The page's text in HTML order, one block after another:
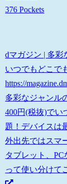
376 Pockets
dマガジン | 多
いつでもどこで
https://
多彩なジャンル
400円(税抜)でい
題！デバイスは
外出先ではスマ
タブレット、
って使い分けて